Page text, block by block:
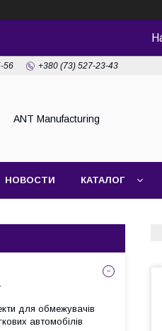
56 +380 (73) 527-23-43
ANT Manufacturing
НОВОСТИ КАТАЛОГ
для обмежувачів
автомобілів